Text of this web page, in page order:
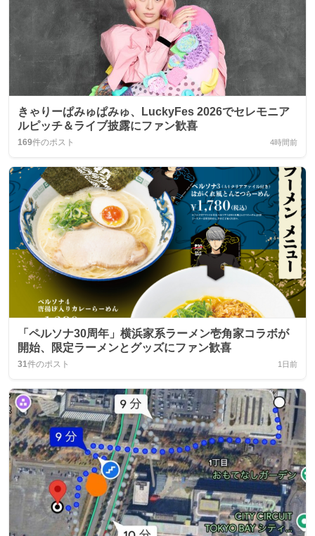
きゃりーぱみゅぱみゅ、LuckyFes 2026でセレモニア
ルピッチ＆ライブ披露にファン歓喜
169件のポスト 4時間前
「ペルソナ30周年」横浜家系ラーメン壱角家コラボが
開始、限定ラーメンとグッズにファン歓喜
31件のポスト 1日前